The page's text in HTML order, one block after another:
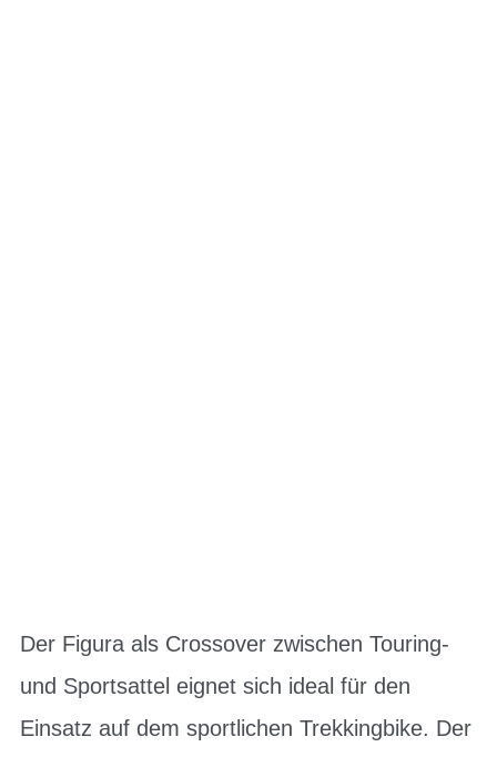
Der Figura als Crossover zwischen Touring-
und Sportsattel eignet sich ideal für den
Einsatz auf dem sportlichen Trekkingbike. Der